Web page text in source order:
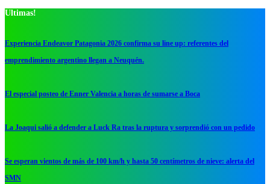
Ultimas!
Experiencia Endeavor Patagonia 2026 confirma su line up: referentes del
emprendimiento argentino llegan a Neuquén.
El especial posteo de Enner Valencia a horas de sumarse a Boca
La Joaqui salió a defender a Luck Ra tras la ruptura y sorprendió con un pedido
Se esperan vientos de más de 100 km/h y hasta 50 centímetros de nieve: alerta del
SMN